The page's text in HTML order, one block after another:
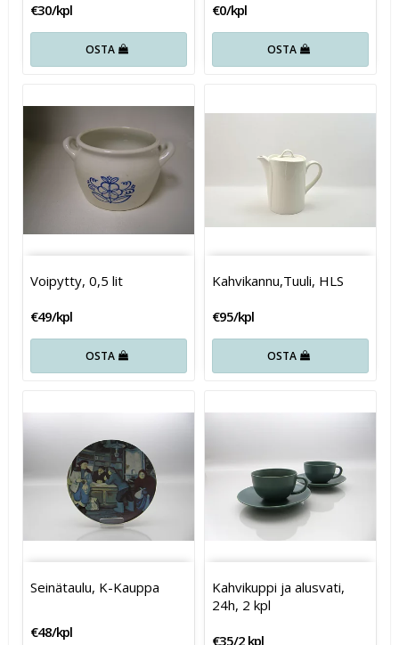
€30/kpl
OSTA
€0/kpl
OSTA
Voipytty, 0,5 lit
€49/kpl
OSTA
Kahvikannu,Tuuli, HLS
€95/kpl
OSTA
Seinätaulu, K-Kauppa
€48/kpl
Kahvikuppi ja alusvati,
24h, 2 kpl
€35/2 kpl